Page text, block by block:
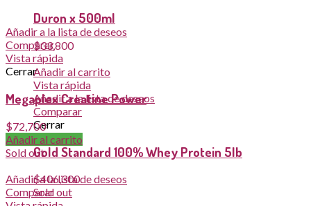
Duron x 500ml
$33,800
Añadir al carrito
Vista rápida
Añadir a la lista de deseos
Comparar
Cerrar
Gold Standard 100% Whey Protein 5lb
$406,300
Sold out
Añadir a la lista de deseos
Comparar
Vista rápida
Cerrar
Megaplex Creatine Power
$72,700
Añadir al carrito
Sold out
Añadir a la lista de deseos
Comparar